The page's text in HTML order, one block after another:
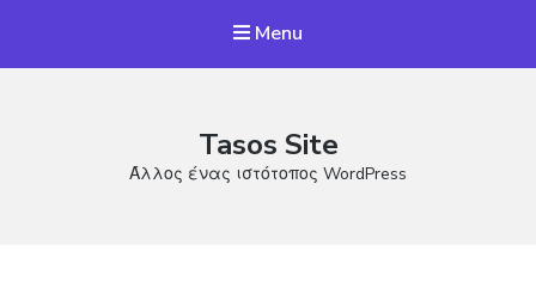
Menu
Tasos Site
Άλλος ένας ιστότοπος WordPress